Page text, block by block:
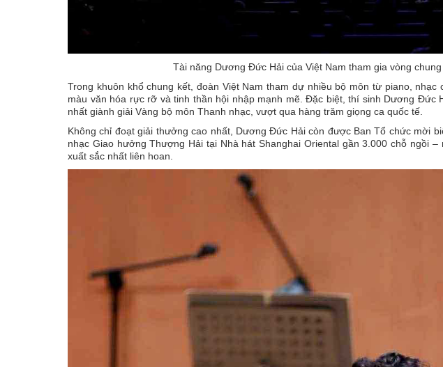
Tài năng Dương Đức Hải của Việt Nam tham gia vòng
Trong khuôn khổ chung kết, đoàn Việt Nam tham dự nhiều bộ môn từ piano,
màu văn hóa rực rỡ và tinh thần hội nhập mạnh mẽ. Đặc biệt, thí sinh Dương Đức
nhất giành giải Vàng bộ môn Thanh nhạc, vượt qua hàng trăm giọng ca quốc tế.
Không chỉ đoạt giải thưởng cao nhất, Dương Đức Hải còn được Ban Tổ chức mời
nhạc Giao hưởng Thượng Hải tại Nhà hát Shanghai Oriental gần 3.000 chỗ ngồi
xuất sắc nhất liên hoan.